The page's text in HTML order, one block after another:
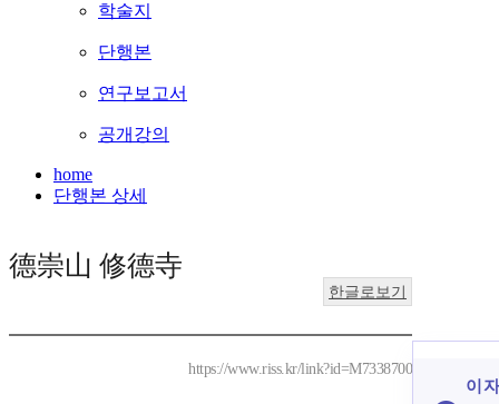
학술지
단행본
연구보고서
공개강의
home
단행본 상세
德崇山 修德寺
한글로보기
https://www.riss.kr/link?id=M7338700
이